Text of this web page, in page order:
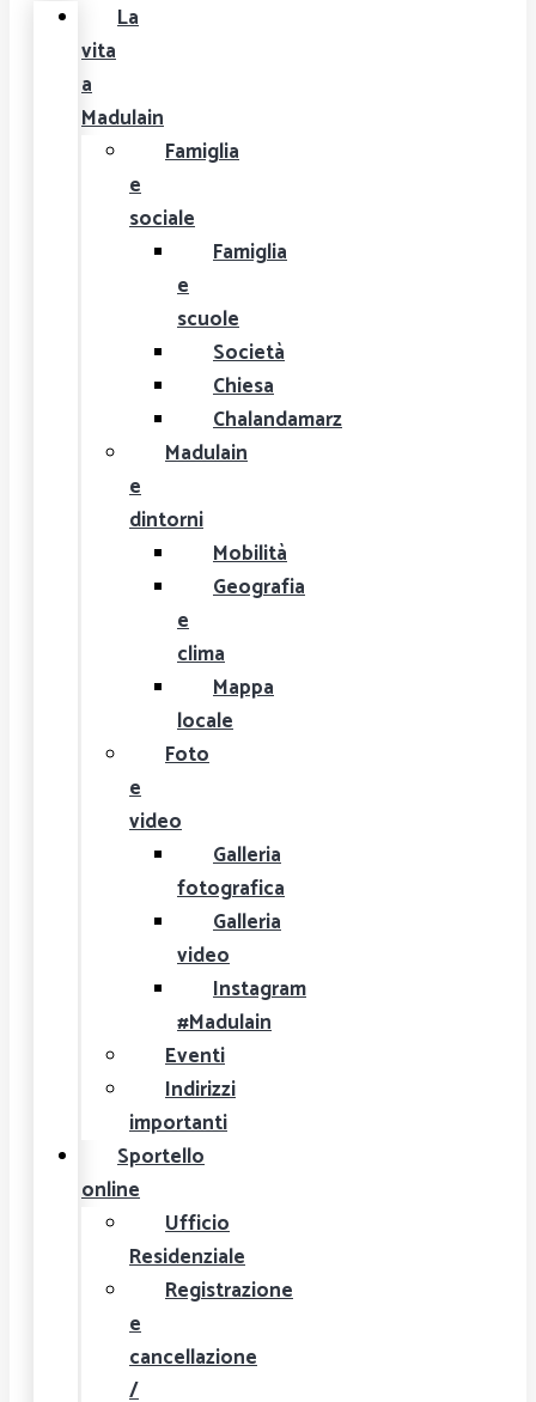
La
vita
a
Madulain
Famiglia
e
sociale
Famiglia
e
scuole
Società
Chiesa
Chalandamarz
Madulain
e
dintorni
Mobilità
Geografia
e
clima
Mappa
locale
Foto
e
video
Galleria
fotografica
Galleria
video
Instagram
#Madulain
Eventi
Indirizzi
importanti
Sportello
online
Ufficio
Residenziale
Registrazione
e
cancellazione
/